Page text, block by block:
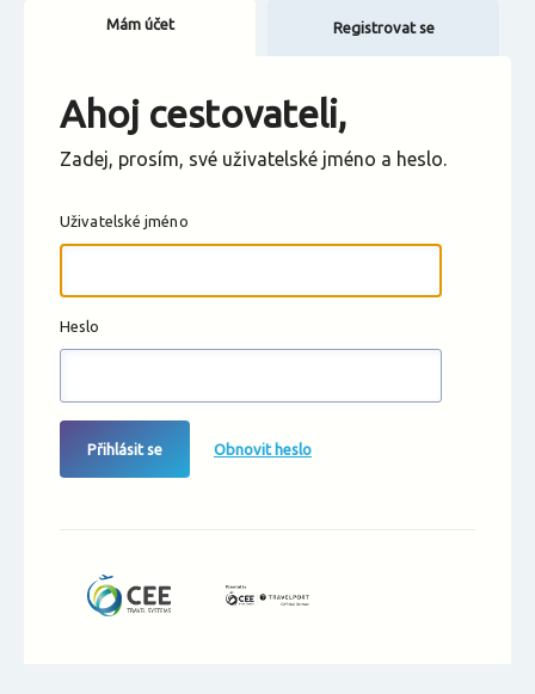
Změnit měnu
Mám účet Registrovat se
Ahoj cestovateli,
Zadej, prosím, své uživatelské jméno a heslo.
Uživatelské jméno
Heslo
Přihlásit se Obnovit heslo